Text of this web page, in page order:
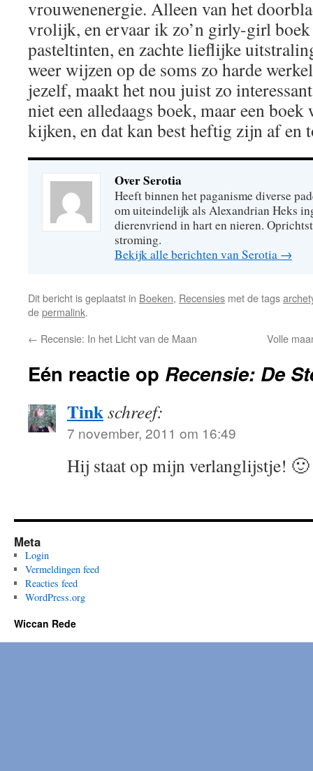
vrouwenenergie. Alleen van het
vrolijk, en ervaar ik zo’n girly-girl boek
pasteltinten, en zachte lieflijke
weer wijzen op de soms zo harde
jezelf, maakt het nou juist zo
niet een alledaags boek, maar een
kijken, en dat kan best heftig zijn af en
Over Serotia
Heeft binnen het paganisme diverse
om uiteindelijk als Alexandrian Heks
dierenvriend in hart en nieren.
stroming.
Bekijk alle berichten van Serotia →
Dit bericht is geplaatst in Boeken, Recensies met de tags
depermalink.
← Recensie: In het Licht van de Maan Volle
Eén reactie op Recensie: De
Tinkschreef:
7 november, 2011 om 16:49
Hij staat op mijn verlanglijstje! 🙂
Meta
Login
Vermeldingen feed
Reacties feed
WordPress.org
Wiccan Rede